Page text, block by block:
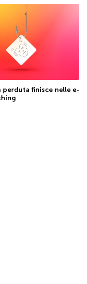
perduta finisce nelle e-